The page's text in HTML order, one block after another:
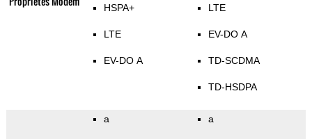
HSPA+
LTE
EV-DO A
LTE
EV-DO A
TD-SCDMA
TD-HSDPA
a a